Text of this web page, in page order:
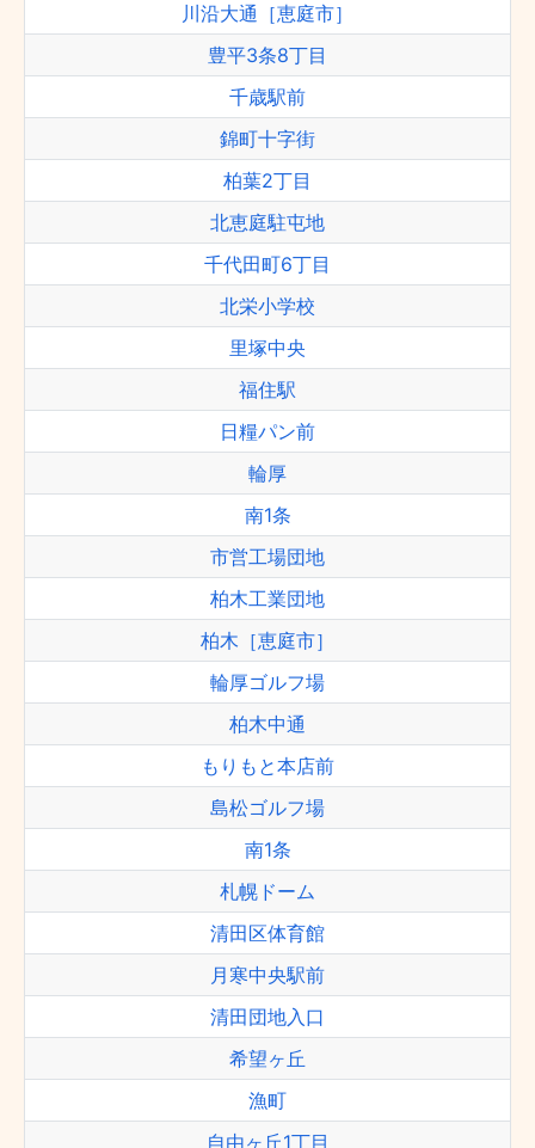
川沿大通［恵庭市］
豊平3条8丁目
千歳駅前
錦町十字街
柏葉2丁目
北恵庭駐屯地
千代田町6丁目
北栄小学校
里塚中央
福住駅
日糧パン前
輪厚
南1条
市営工場団地
柏木工業団地
柏木［恵庭市］
輪厚ゴルフ場
柏木中通
もりもと本店前
島松ゴルフ場
南1条
札幌ドーム
清田区体育館
月寒中央駅前
清田団地入口
希望ヶ丘
漁町
自由ヶ丘1丁目